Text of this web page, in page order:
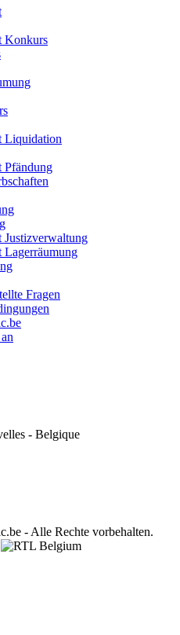
Konkurs
Liquidation
Pfändung
Fragen
- Belgique
- Alle Rechte vorbehalten.